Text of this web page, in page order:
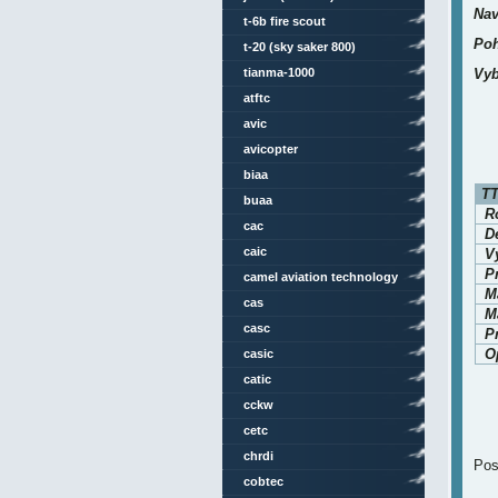
t-6b fire scout
t-20 (sky saker 800)
tianma-1000
atftc
avic
avicopter
biaa
buaa
cac
caic
camel aviation technology
cas
casc
casic
catic
cckw
cetc
chrdi
cobtec